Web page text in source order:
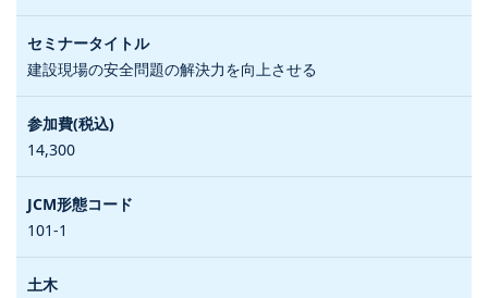
建設現場の安全問題の解決力を向上させる
14,300
101-1